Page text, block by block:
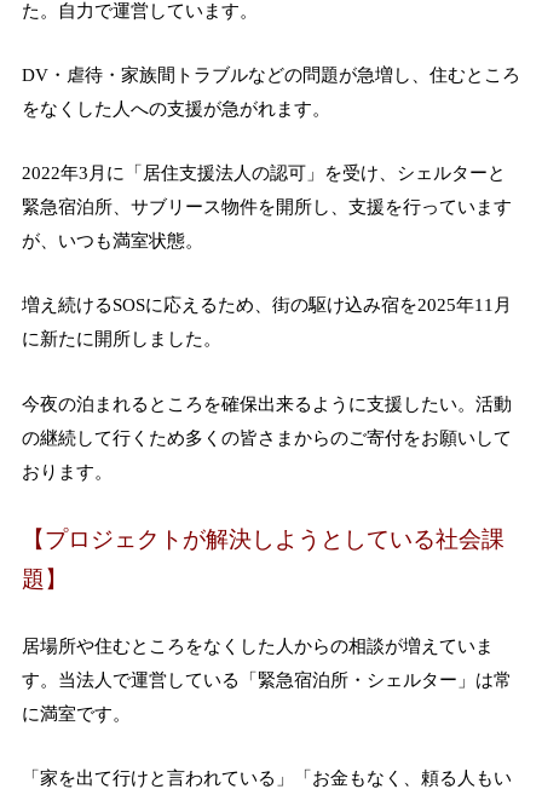
た。自力で運営しています。
DV・虐待・家族間トラブルなどの問題が急増し、住むところ
をなくした人への支援が急がれます。
2022年3月に「居住支援法人の認可」を受け、シェルターと
緊急宿泊所、サブリース物件を開所し、支援を行っています
が、いつも満室状態。
増え続けるSOSに応えるため、街の駆け込み宿を2025年11月
に新たに開所しました。
今夜の泊まれるところを確保出来るように支援したい。 活動
の継続して行くため多くの皆さまからのご寄付をお願いして
おります。
【プロジェクトが解決しようとしている社会課
題】
居場所や住むところをなくした人からの相談が増えていま
す。当法人で運営している「緊急宿泊所・シェルター」は常
に満室です。
「家を出て行けと言われている」「お金もなく、頼る人もい